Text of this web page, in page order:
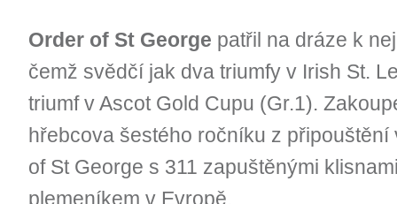
Order of St George patřil na dráze k
čemž svědčí jak dva triumfy v Irish St.
triumf v Ascot Gold Cupu (Gr.1).
hřebcova šestého ročníku z
of St George s 311 zapuštěnými
plemeníkem v Evropě.